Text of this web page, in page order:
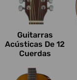
Guitarras
Acústicas De 12
Cuerdas